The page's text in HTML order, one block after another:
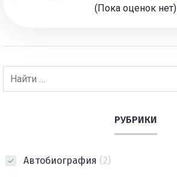
(Пока оценок нет)
РУБРИКИ
Автобиография (2)